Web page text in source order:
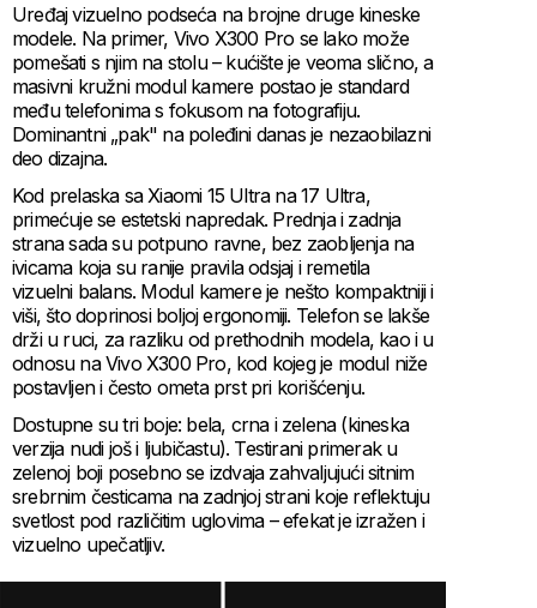
Uređaj vizuelno podseća na brojne druge kineske
modele. Na primer, Vivo X300 Pro se lako može
pomešati s njim na stolu – kućište je veoma slično, a
masivni kružni modul kamere postao je standard
među telefonima s fokusom na fotografiju.
Dominantni „pak" na poleđini danas je nezaobilazni
deo dizajna.
Kod prelaska sa Xiaomi 15 Ultra na 17 Ultra,
primećuje se estetski napredak. Prednja i zadnja
strana sada su potpuno ravne, bez zaobljenja na
ivicama koja su ranije pravila odsjaj i remetila
vizuelni balans. Modul kamere je nešto kompaktniji i
viši, što doprinosi boljoj ergonomiji. Telefon se lakše
drži u ruci, za razliku od prethodnih modela, kao i u
odnosu na Vivo X300 Pro, kod kojeg je modul niže
postavljen i često ometa prst pri korišćenju.
Dostupne su tri boje: bela, crna i zelena (kineska
verzija nudi još i ljubičastu). Testirani primerak u
zelenoj boji posebno se izdvaja zahvaljujući sitnim
srebrnim česticama na zadnjoj strani koje reflektuju
svetlost pod različitim uglovima – efekat je izražen i
vizuelno upečatljiv.